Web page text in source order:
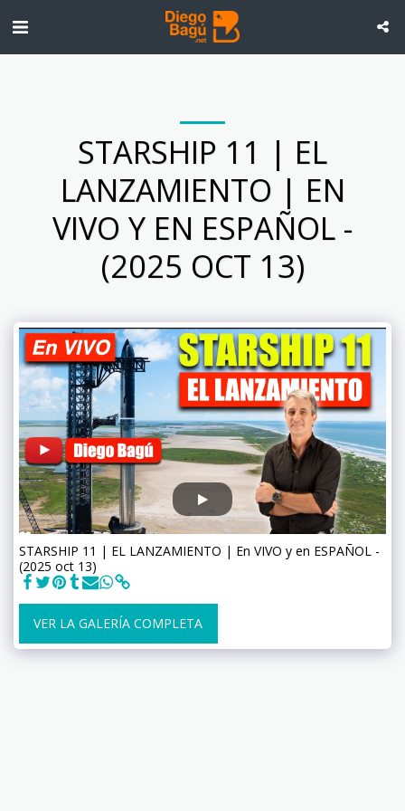
STARSHIP 11 | EL
LANZAMIENTO | EN
VIVO Y EN ESPAÑOL -
(2025 OCT 13)
STARSHIP 11 | EL LANZAMIENTO | En VIVO y en ESPAÑOL -
(2025 oct 13)
VER LA GALERÍA COMPLETA